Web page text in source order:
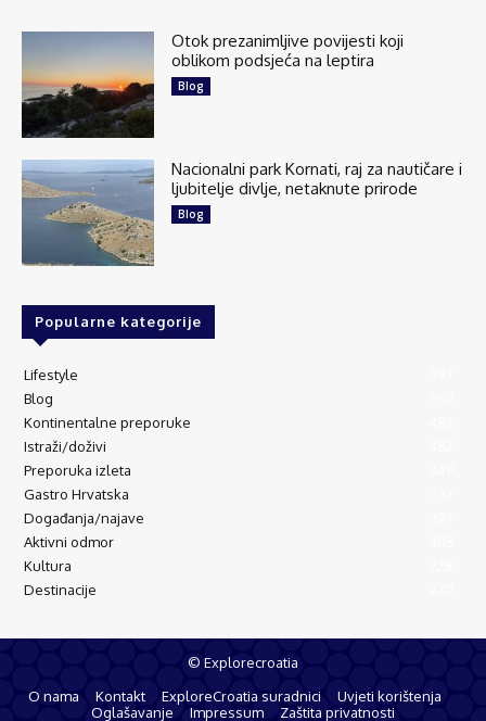
Otok prezanimljive povijesti koji
oblikom podsjeća na leptira
Blog
Nacionalni park Kornati, raj za nautičare i
ljubitelje divlje, netaknute prirode
Blog
Popularne kategorije
Lifestyle
Blog
Kontinentalne preporuke
Istraži/doživi
Preporuka izleta
Gastro Hrvatska
Događanja/najave
Aktivni odmor
Kultura
Destinacije
© Explorecroatia
O nama
Kontakt ExploreCroatia suradnici
Uvjeti korištenja
Oglašavanje
Impressum Zaštita privatnosti